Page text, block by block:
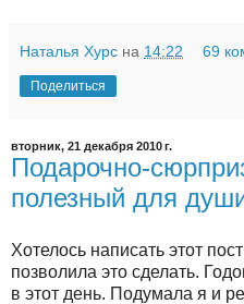
Наталья Хурс на 14:22 69
Поделиться
вторник, 21 декабря 2010 г.
Подарочно-
полезный для
Хотелось написать этот пост
позволила это сделать.
в этот день. Подумала я и